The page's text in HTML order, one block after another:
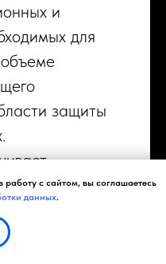
и
для
защиты
данных и
меры,
персональным
лиц.
с сайтом, вы соглашаетесь
данных.